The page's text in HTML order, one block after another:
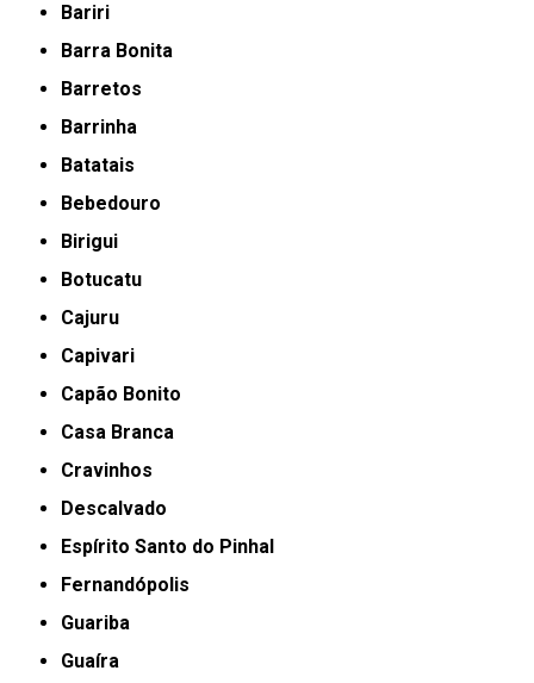
Bariri
Barra Bonita
Barretos
Barrinha
Batatais
Bebedouro
Birigui
Botucatu
Cajuru
Capivari
Capão Bonito
Casa Branca
Cravinhos
Descalvado
Espírito Santo do Pinhal
Fernandópolis
Guariba
Guaíra